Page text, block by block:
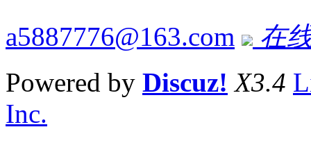
a5887776@163.com
在
Powered by Discuz! X3.4
Inc.